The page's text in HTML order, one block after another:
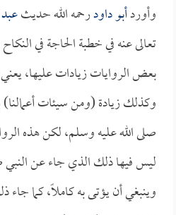
وأوردأبو داودرحمه الله حديث
تعالى عنه في خطبة الحاجة في
بعض الروايات زيادات عليها،
وكذلك زيادة (ومن سيئات
صلى الله عليه وسلم، لكن هذه
ليس فيها ذلك الذي جاء عن النبي
وينبغي أن يؤتى به كاملاً، كما